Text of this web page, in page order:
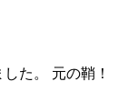
た。 元の鞘！